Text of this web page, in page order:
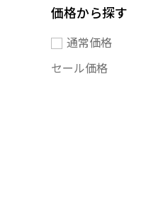
価格から探す
通常価格
セール価格